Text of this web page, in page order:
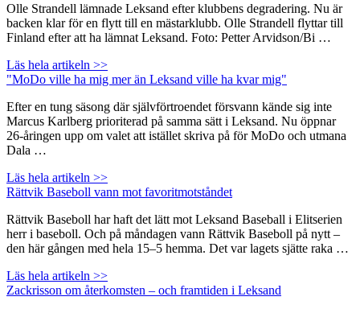
Olle Strandell lämnade Leksand efter klubbens degradering. Nu är
backen klar för en flytt till en mästarklubb. Olle Strandell flyttar till
Finland efter att ha lämnat Leksand. Foto: Petter Arvidson/Bi …
Läs hela artikeln >>
"MoDo ville ha mig mer än Leksand ville ha kvar mig"
Efter en tung säsong där självförtroendet försvann kände sig inte
Marcus Karlberg prioriterad på samma sätt i Leksand. Nu öppnar
26-åringen upp om valet att istället skriva på för MoDo och utmana
Dala …
Läs hela artikeln >>
Rättvik Baseboll vann mot favoritmotståndet
Rättvik Baseboll har haft det lätt mot Leksand Baseball i Elitserien
herr i baseboll. Och på måndagen vann Rättvik Baseboll på nytt –
den här gången med hela 15–5 hemma. Det var lagets sjätte raka …
Läs hela artikeln >>
Zackrisson om återkomsten – och framtiden i Leksand